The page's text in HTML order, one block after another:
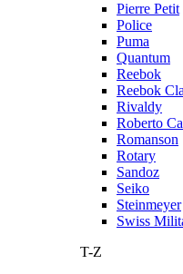
Pierre Petit
Police
Puma
Quantum
Reebok
Reebok
Rivaldy
Roberto
Romanson
Rotary
Sandoz
Seiko
Steinmeyer
Swiss
T-Z